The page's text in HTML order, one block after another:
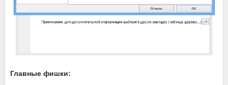
Главные фишки: